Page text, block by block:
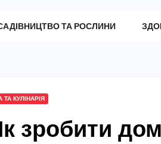
ТА РОСЛИНИ
ТА КУЛІНАРІЯ
зробити